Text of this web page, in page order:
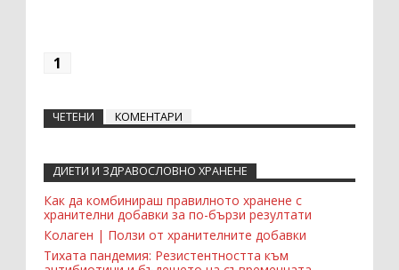
1
ЧЕТЕНИ КОМЕНТАРИ
Recent Comments Widget
ДИЕТИ И ЗДРАВОСЛОВНО ХРАНЕНЕ
Как да комбинираш правилното хранене с
хранителни добавки за по-бързи резултати
Колаген | Ползи от хранителните добавки
Тихата пандемия: Резистентността към